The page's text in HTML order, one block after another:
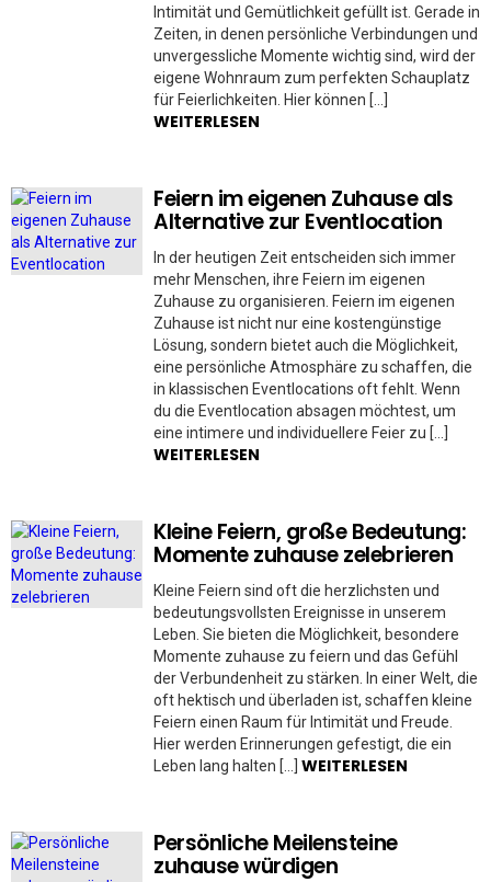
Intimität und Gemütlichkeit gefüllt ist. Gerade in
Zeiten, in denen persönliche Verbindungen und
unvergessliche Momente wichtig sind, wird der
eigene Wohnraum zum perfekten Schauplatz
für Feierlichkeiten. Hier können […]
WEITERLESEN
Feiern im eigenen Zuhause als
Alternative zur Eventlocation
In der heutigen Zeit entscheiden sich immer
mehr Menschen, ihre Feiern im eigenen
Zuhause zu organisieren. Feiern im eigenen
Zuhause ist nicht nur eine kostengünstige
Lösung, sondern bietet auch die Möglichkeit,
eine persönliche Atmosphäre zu schaffen, die
in klassischen Eventlocations oft fehlt. Wenn
du die Eventlocation absagen möchtest, um
eine intimere und individuellere Feier zu […]
WEITERLESEN
Kleine Feiern, große Bedeutung:
Momente zuhause zelebrieren
Kleine Feiern sind oft die herzlichsten und
bedeutungsvollsten Ereignisse in unserem
Leben. Sie bieten die Möglichkeit, besondere
Momente zuhause zu feiern und das Gefühl
der Verbundenheit zu stärken. In einer Welt, die
oft hektisch und überladen ist, schaffen kleine
Feiern einen Raum für Intimität und Freude.
Hier werden Erinnerungen gefestigt, die ein
Leben lang halten […] WEITERLESEN
Persönliche Meilensteine
zuhause würdigen